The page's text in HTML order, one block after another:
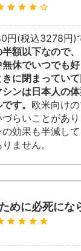
円(税込3278円)
額以下なので
休でいつでも
に閉まってい
ンは日本人の
す。 欧米向け
らいことがあ
効果も半減して
ません。
めに必死にな